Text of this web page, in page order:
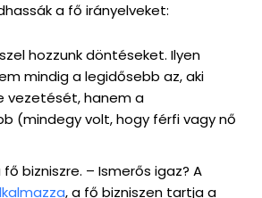
a fő irányelveket:
hozzunk döntéseket. Ilyen
mindig a legidősebb az, aki
vezetését, hanem a
(mindegy volt, hogy férfi vagy nő
fő bizniszre. – Ismerős igaz? A
, a fő bizniszen tartja a